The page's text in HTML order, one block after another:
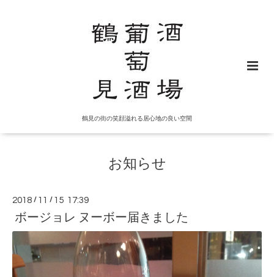
鶴見の街の笑顔溢れる居心地の良い空間
お知らせ
2018 / 11 / 15 17:39
ボージョレ ヌーボー届きました